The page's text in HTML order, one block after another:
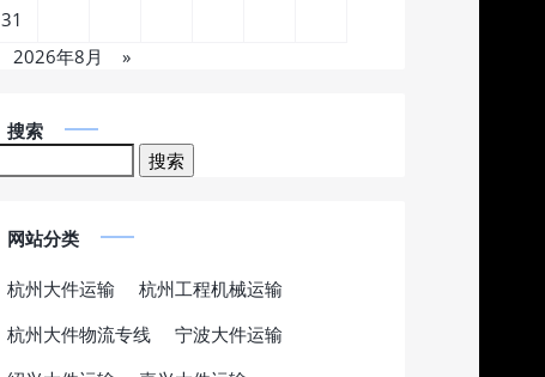
2026年8月 »
31
搜索
网站分类
杭州大件运输
杭州工程机械运输
杭州大件物流专线
宁波大件运输